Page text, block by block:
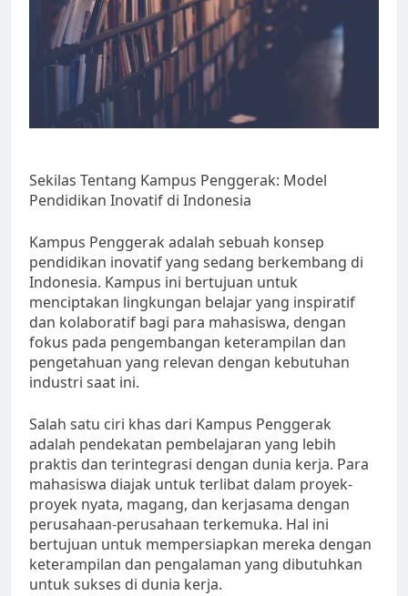
Sekilas Tentang Kampus Penggerak: Model
Pendidikan Inovatif di Indonesia
Kampus Penggerak adalah sebuah konsep
pendidikan inovatif yang sedang berkembang di
Indonesia. Kampus ini bertujuan untuk
menciptakan lingkungan belajar yang inspiratif
dan kolaboratif bagi para mahasiswa, dengan
fokus pada pengembangan keterampilan dan
pengetahuan yang relevan dengan kebutuhan
industri saat ini.
Salah satu ciri khas dari Kampus Penggerak
adalah pendekatan pembelajaran yang lebih
praktis dan terintegrasi dengan dunia kerja. Para
mahasiswa diajak untuk terlibat dalam proyek-
proyek nyata, magang, dan kerjasama dengan
perusahaan-perusahaan terkemuka. Hal ini
bertujuan untuk mempersiapkan mereka dengan
keterampilan dan pengalaman yang dibutuhkan
untuk sukses di dunia kerja.